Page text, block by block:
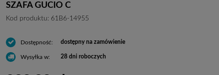
SZAFA GUCIO C
Kod produktu: 61B6-14955
Dostępność: dostępny na zamówienie
Wysyłka w: 28 dni roboczych